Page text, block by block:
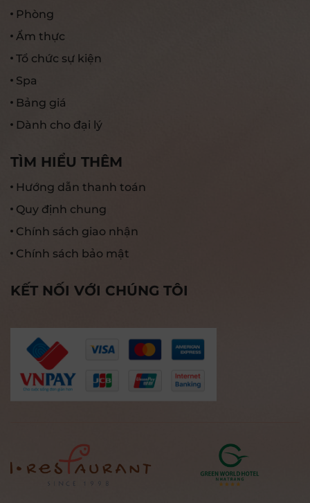
Phòng
Ẩm thực
Tổ chức sự kiện
Spa
Bảng giá
Dành cho đại lý
TÌM HIỂU THÊM
Hướng dẫn thanh toán
Quy định chung
Chính sách giao nhận
Chính sách bảo mật
KẾT NỐI VỚI CHÚNG TÔI